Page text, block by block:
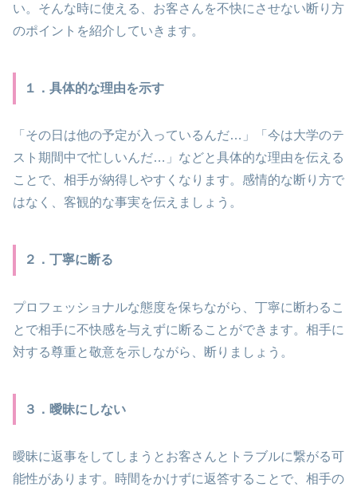
い。そんな時に使える、お客さんを不快にさせない断り方
のポイントを紹介していきます。
１．具体的な理由を示す
「その日は他の予定が入っているんだ…」「今は大学のテ
スト期間中で忙しいんだ…」などと具体的な理由を伝える
ことで、相手が納得しやすくなります。感情的な断り方で
はなく、客観的な事実を伝えましょう。
２．丁寧に断る
プロフェッショナルな態度を保ちながら、丁寧に断わるこ
とで相手に不快感を与えずに断ることができます。相手に
対する尊重と敬意を示しながら、断りましょう。
３．曖昧にしない
曖昧に返事をしてしまうとお客さんとトラブルに繋がる可
能性があります。時間をかけずに返答することで、相手の